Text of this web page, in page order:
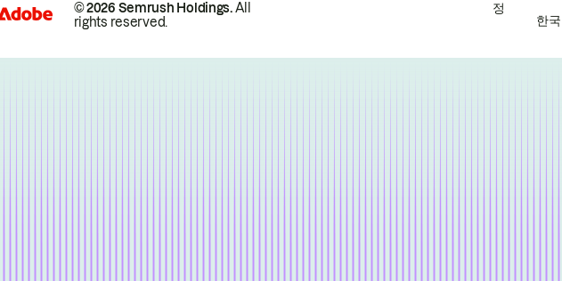
© 2026 Semrush Holdings.All
rights reserved.
정
한